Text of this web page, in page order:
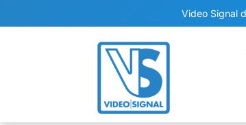
Video Signal